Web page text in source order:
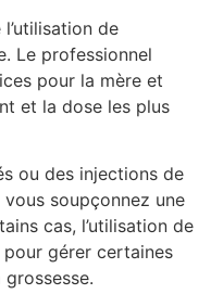
de
Le professionnel
pour la mère et
et la dose les plus
ou des injections de
soupçonnez une
cas, l’utilisation de
gérer certaines